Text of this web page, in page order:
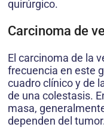
quirúrgico.
Carcinoma de
El carcinoma de la
frecuencia en este
cuadro clínico y de
de una colestasis.
masa,
dependen del